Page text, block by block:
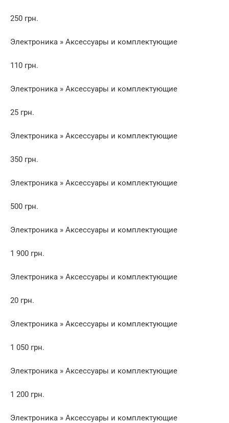
250 грн.
Электроника » Аксессуары и комплектующие
110 грн.
Электроника » Аксессуары и комплектующие
25 грн.
Электроника » Аксессуары и комплектующие
350 грн.
Электроника » Аксессуары и комплектующие
500 грн.
Электроника » Аксессуары и комплектующие
1 900 грн.
Электроника » Аксессуары и комплектующие
20 грн.
Электроника » Аксессуары и комплектующие
1 050 грн.
Электроника » Аксессуары и комплектующие
1 200 грн.
Электроника » Аксессуары и комплектующие